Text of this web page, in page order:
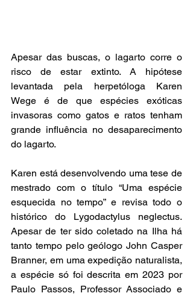
Apesar das buscas, o lagarto corre o
risco de estar extinto. A hipótese
levantada pela herpetóloga Karen
Wege é de que espécies exóticas
invasoras como gatos e ratos tenham
grande influência no desaparecimento
do lagarto.
Karen está desenvolvendo uma tese de
mestrado com o título “Uma espécie
esquecida no tempo” e revisa todo o
histórico do Lygodactylus neglectus.
Apesar de ter sido coletado na Ilha há
tanto tempo pelo geólogo John Casper
Branner, em uma expedição naturalista,
a espécie só foi descrita em 2023 por
Paulo Passos, Professor Associado e